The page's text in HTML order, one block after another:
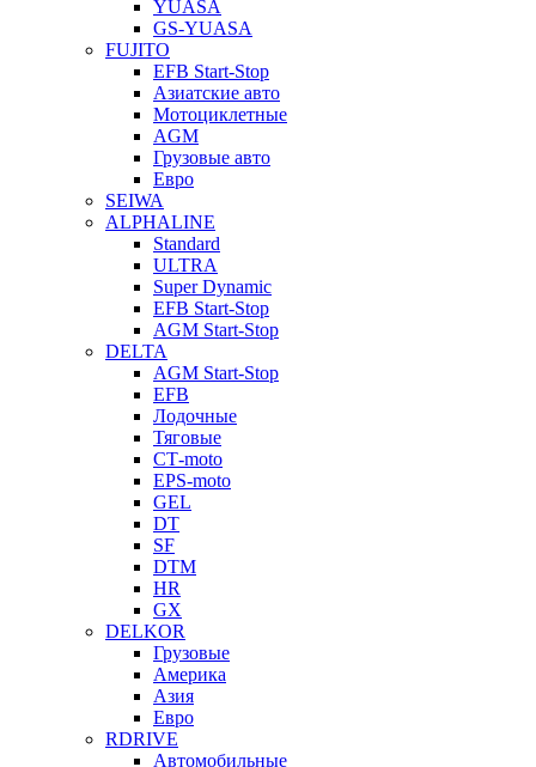
YUASA
GS-YUASA
FUJITO
EFB Start-Stop
Азиатские авто
Мотоциклетные
AGM
Грузовые авто
Евро
SEIWA
ALPHALINE
Standard
ULTRA
Super Dynamic
EFB Start-Stop
AGM Start-Stop
DELTA
AGM Start-Stop
EFB
Лодочные
Тяговые
СТ-moto
EPS-moto
GEL
DT
SF
DTM
HR
GX
DELKOR
Грузовые
Америка
Азия
Евро
RDRIVE
Автомобильные